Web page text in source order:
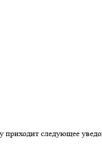
приходит следующее